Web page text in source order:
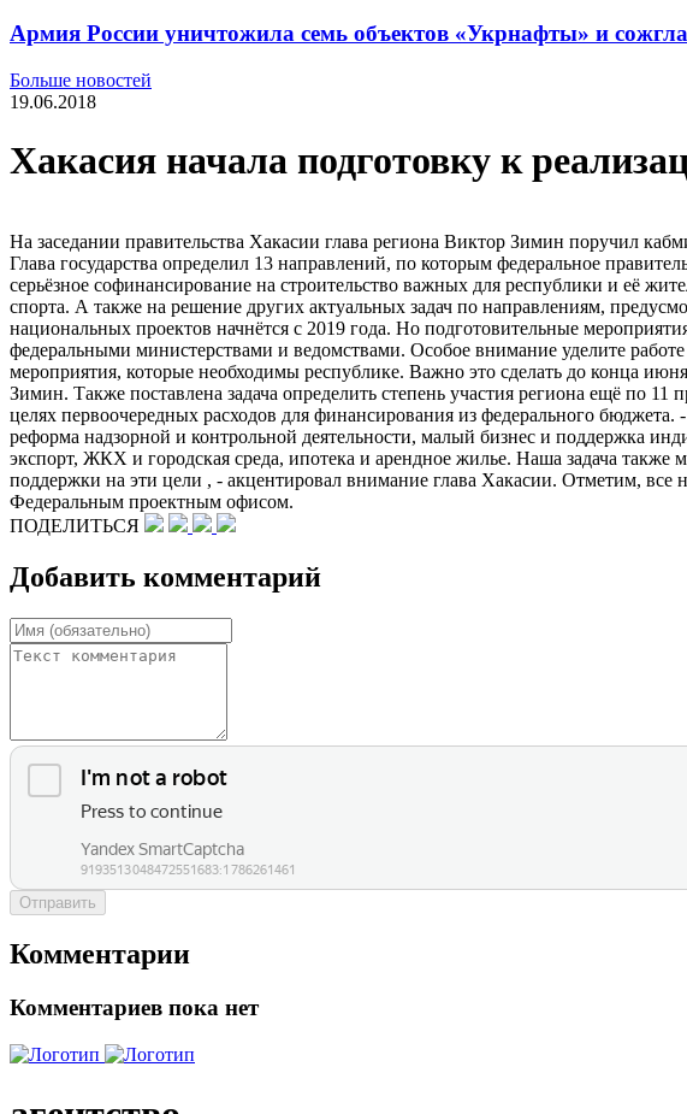
Армия России уничтожила семь объектов «Укрнафты» и
Больше новостей
19.06.2018
Хакасия начала подготовку к
На заседании правительства Хакасии глава региона Виктор Зимин поручил
Глава государства определил 13 направлений, по которым федеральное
серьёзное софинансирование на строительство важных для республики и её
спорта. А также на решение других актуальных задач по направлениям,
национальных проектов начнётся с 2019 года. Но подготовительные
федеральными министерствами и ведомствами. Особое внимание уделите
мероприятия, которые необходимы республике. Важно это сделать до конца
Зимин. Также поставлена задача определить степень участия региона ещё по
целях первоочередных расходов для финансирования из федерального
реформа надзорной и контрольной деятельности, малый бизнес и поддержка
экспорт, ЖКХ и городская среда, ипотека и арендное жилье. Наша задача также
поддержки на эти цели , - акцентировал внимание глава Хакасии. Отметим,
Федеральным проектным офисом.
ПОДЕЛИТЬСЯ
Добавить комментарий
Отправить
Комментарии
Комментариев пока нет